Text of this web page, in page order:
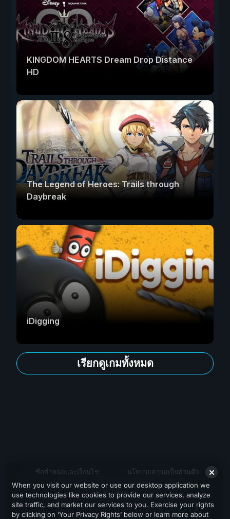
KINGDOM HEARTS Dream Drop Distance
HD
The Legend of Heroes: Trails through
Daybreak
iDigging
เรียกดูเกมทั้งหมด
ข้อกำหนดและเงื่อนไข นโยบายความเป็นส่วนตัว
สนับสนุน
When you visit our website or use our desktop application we
use technologies like cookies to provide our services, analyze
site traffic, and market our services to you. Exercise your rights
by clicking on ‘Your Privacy Rights’ below or learn more about